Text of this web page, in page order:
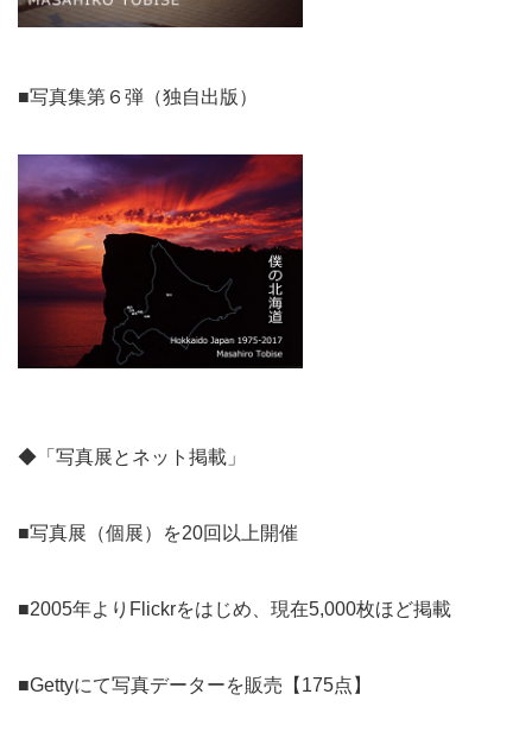
■写真集第６弾（独自出版）
◆「写真展とネット掲載」
■写真展（個展）を20回以上開催
■2005年よりFlickrをはじめ、現在5,000枚ほど掲載
■Gettyにて写真データーを販売【175点】